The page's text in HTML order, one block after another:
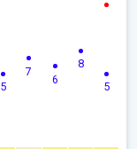
5
7
6
8
5